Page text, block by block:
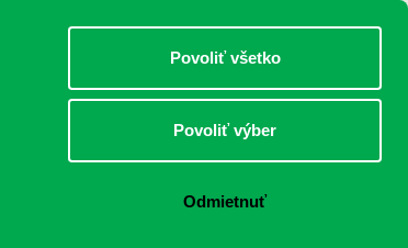
Povoliť všetko
Povoliť výber
Odmietnuť
DOSPELÍ